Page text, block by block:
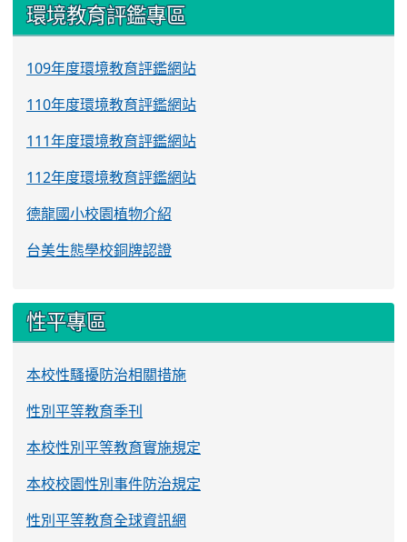
環境教育評鑑專區
109年度環境教育評鑑網站
110年度環境教育評鑑網站
111年度環境教育評鑑網站
112年度環境教育評鑑網站
德龍國小校園植物介紹
台美生態學校銅牌認證
性平專區
本校性騷擾防治相關措施
性別平等教育季刊
本校性別平等教育實施規定
本校校園性別事件防治規定
性別平等教育全球資訊網